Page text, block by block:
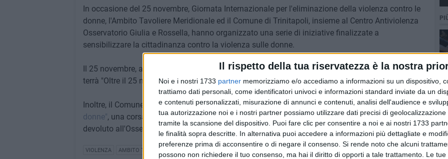
Il rispetto della tua riservatezza è la nostra
Noi e i nostri 1733 partner memorizziamo e/o accediamo a informazioni su un dispositivo,
trattiamo dati personali, come identificatori univoci e informazioni standard inviate da un
e contenuti personalizzati, misurazione di annunci e contenuti, analisi dell'audience e
tua autorizzazione noi e i nostri partner possiamo utilizzare dati precisi di
tramite la scansione del dispositivo. Puoi fare clic per consentire a noi e ai nostri 1733
le finalità sopra descritte. In alternativa puoi accedere a informazioni più dettagliate e
preferenze prima di acconsentire o di negare il consenso. Si rende noto che alcuni
possono non richiedere il tuo consenso, ma hai il diritto di opporti a tale trattamento. Le
In occasione del 25 novembre, Giornata Internazionale per l'eliminazione della violenza contro le
donne, l'Ambito Tavoliere Meridionale ed il Comune di Trinitapoli, insieme al Centro Antiviolenza
Osservatorio Giulia e Rossella, hanno organizzato una serie di iniziative finalizzate a
sensibilizzare la cittadinanza contro la violenza sulle donne.
Il 25 novembre, alle ore 10.00 nell'Auditorium dell'Istituto Comprensivo Statale "Garibaldi-Leone" si
terrà "Oltre il 25 novembre" per sensibilizzare al contrasto della violenza nei confronti delle donne.
Inoltre, il Comune di Trinitapoli aderisce all'iniziativa"Corri e Cammina contro la violenza sulle
donne", una corsa su una distanza di 10km all'interno dei Comuni dell'Ambito. Il ricavato sarà
devoluto all'Osservatorio Giulia e Rossella - Centro antiviolenza onlus di Barletta.
VIOLENZA AMBITO TAVOLIERE MERIDIONALE